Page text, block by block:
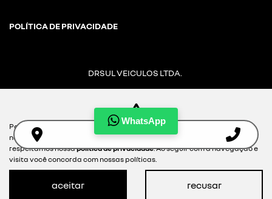
WhatsApp
POLÍTICA DE PRIVACIDADE
DRSUL VEICULOS LTDA.
Desacelere. Seu bem maior é a vida.
Para otimizar sua experiência durante a navegação, fazemos uso de
nossa política de cookies e para proteger seus dados pessoais
respeitamos nossapolítica de privacidade. Ao seguir com a navegação e
visita você concorda com nossas políticas.
aceitar recusar